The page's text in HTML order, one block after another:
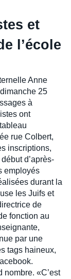
et
l’école
Anne
25
à
ont
rue Colbert,
inscriptions,
d’après-
employés
durant la
les Juifs et
de
fonction au
par une
tags haineux,
nombre. «C’est